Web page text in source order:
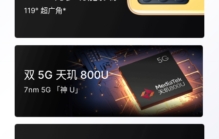
双 5G 天玑 800U
7nm 5G 「神 U」
119° 超广角*